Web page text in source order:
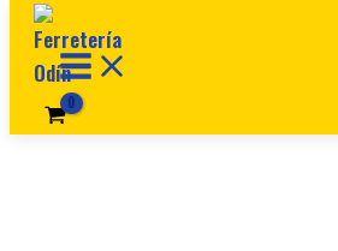
Ir al contenido